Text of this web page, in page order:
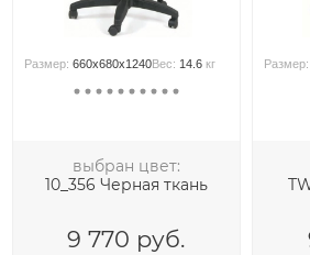
Размер:660x680x1240Вес: 14.6 кг
выбран цвет:
10_356 Черная ткань
9 770 руб.